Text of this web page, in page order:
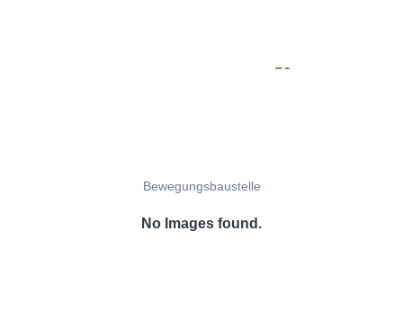
Bewegungsbaustelle
No Images found.